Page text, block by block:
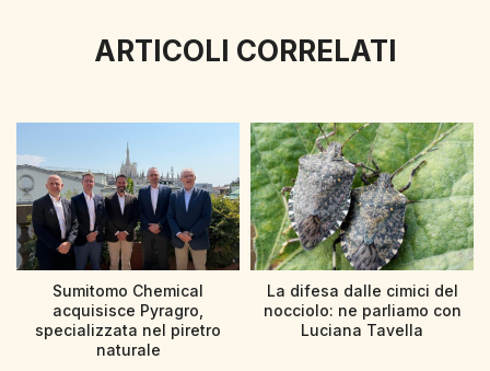
ARTICOLI CORRELATI
Sumitomo Chemical
acquisisce Pyragro,
specializzata nel piretro
naturale
La difesa dalle cimici del
nocciolo: ne parliamo con
Luciana Tavella